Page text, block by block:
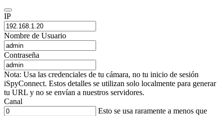
IP
Nombre de Usuario
Contraseña
Nota: Usa las credenciales de tu cámara, no tu inicio de sesión
iSpyConnect. Estos detalles se utilizan solo localmente para generar
tu URL y no se envían a nuestros servidores.
Canal
Esto se usa raramente a menos que